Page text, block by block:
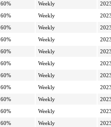
60% Weekly
60% Weekly
60% Weekly
60% Weekly
60% Weekly
60% Weekly
60% Weekly
60% Weekly
60% Weekly
60% Weekly
60% Weekly